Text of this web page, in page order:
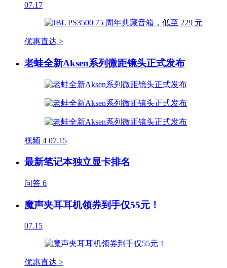
07.17
优惠直达 >
老蛙全新Aksen系列微距镜头正式发布
视频 4 07.15
最新笔记本独立显卡排名
问答 6
魔声夹耳耳机领券到手仅55元！
07.15
优惠直达 >